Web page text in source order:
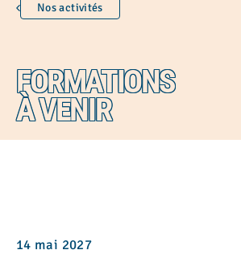
Nos activités
FORMATIONS
À VENIR
Animation et dév. communautaire
Conscience écologique
Développement organisationnel
Espace de paroles autochtones
14 mai 2027